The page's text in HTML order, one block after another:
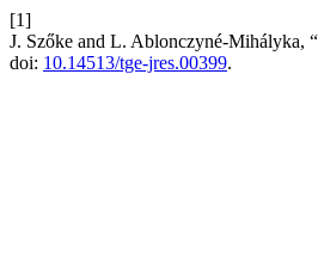
[1]
J. Szőke and L. Ablonczyné-Mihályka,
doi: 10.14513/tge-jres.00399.